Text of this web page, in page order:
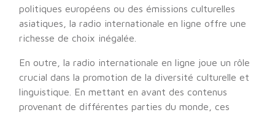
politiques européens ou des émissions culturelles
asiatiques, la radio internationale en ligne offre une
richesse de choix inégalée.
En outre, la radio internationale en ligne joue un rôle
crucial dans la promotion de la diversité culturelle et
linguistique. En mettant en avant des contenus
provenant de différentes parties du monde, ces